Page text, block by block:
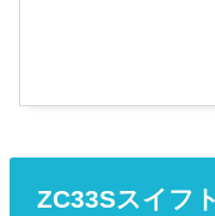
ZC33Sスイフ